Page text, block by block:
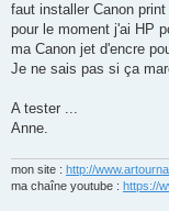
faut installer Canon
pour le moment j'ai HP
ma Canon jet d'encre
Je ne sais pas si ça
A tester ...
Anne.
mon site : http://
ma chaîne youtube : https://